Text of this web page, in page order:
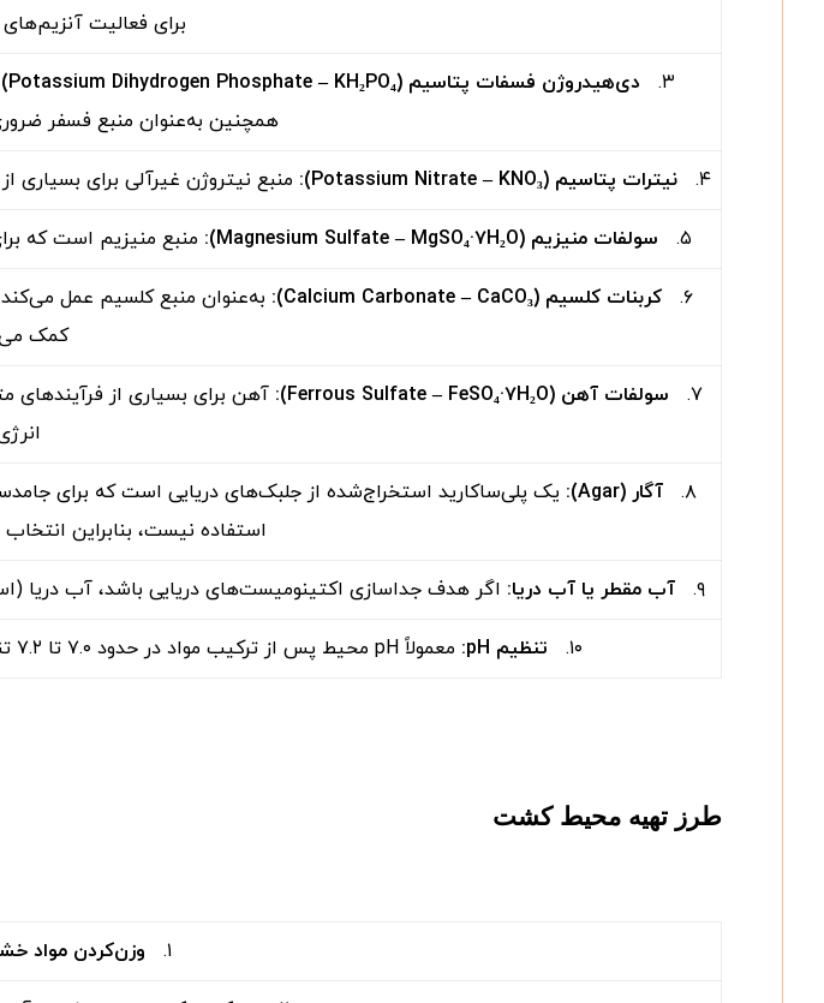
برای فعالیت
۳. دی‌هیدروژن فسفات پتاسیم (Potassium Dihydrogen Phosphate – KH
₂PO₄
همچنین به‌عنوان منبع فسفر
۴. نیترات پتاسیم (Potassium Nitrate – KNO
₃
): منبع نیتروژن غیرآلی برای بسیاری
۵. سولفات منیزیم (Magnesium Sulfate – MgSO
₄·۷H₂O): منبع منیزیم است که
۶. کربنات کلسیم (Calcium Carbonate – CaCO
₃
):
کمک
۷. سولفات آهن (Ferrous Sulfate – FeSO
₄·۷H₂O):
آهن برای بسیاری از فرآیندهای
۸. آگار (Agar):
یک پلی‌ساکارید استخراج‌شده از جلبک‌های دریایی است که برای
استفاده نیست، بنابراین
۹. آب مقطر یا آب دریا: اگر هدف جداسازی اکتینومیست‌های دریایی باشد، آب دریا
۱۰. تنظیم معمولاً pH محیط پس از ترکیب مواد در حدود ۷.۰ تا ۷.۲ تنظیم می‌شود که برای رشد اکثر گونه‌های اکتینومیست مناسب است.
طرز تهیه محیط کشت
۱. وزن‌کردن مواد